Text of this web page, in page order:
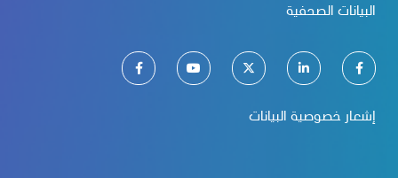
البيانات الصحفية
إشعار خصوصية البيانات